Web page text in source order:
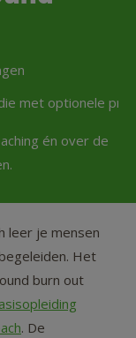
én over de
met optionele
leer je mensen
Het
burn out
. De